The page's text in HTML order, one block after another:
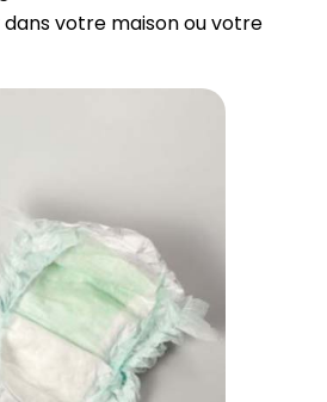
dans votre maison ou votre